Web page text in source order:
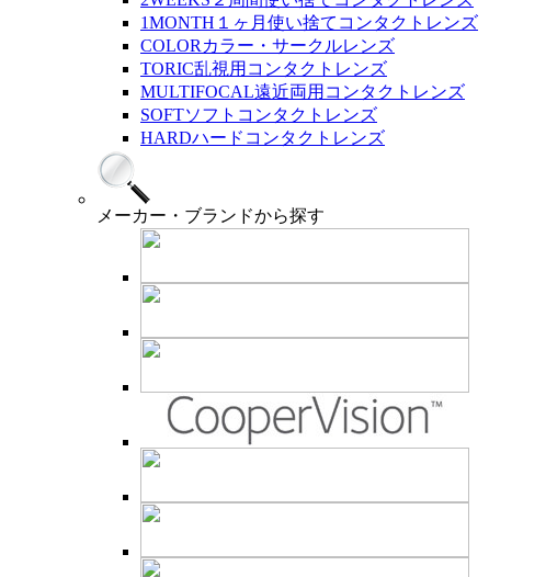
1MONTH １ヶ月使い捨てコンタクトレンズ
COLORカラー・サークルレンズ
TORIC乱視用コンタクトレンズ
MULTIFOCAL遠近両用コンタクトレンズ
SOFTソフトコンタクトレンズ
HARDハードコンタクトレンズ
メーカー・ブランドから探す